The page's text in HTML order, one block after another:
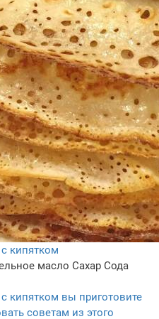
кипятком
масло Сахар Сода
кипятком вы приготовите
советам из этого